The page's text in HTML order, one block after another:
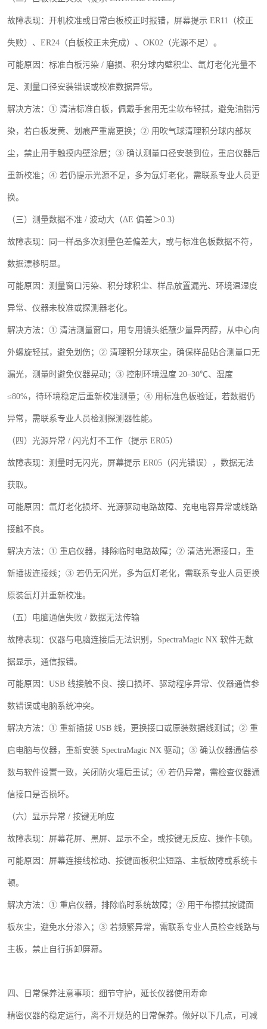
故障表现：开机校准或日常白板校正时报错，屏幕提示 ER11 （校正
失败）、 ER24 （白板校正未完成）、 OK02 （光源不足）。
可能原因：标准白板污染 / 磨损、积分球内壁积尘、氙灯老化光量不
足、测量口径安装错误或校准数据异常。
解决方法： ① 清洁标准白板，佩戴手套用无尘软布轻拭，避免油脂污
染，若白板发黄、划痕严重需更换；② 用吹气球清理积分球内部灰
尘，禁止用手触摸内壁涂层；③ 确认测量口径安装到位，重启仪器后
重新校准；④ 若仍提示光源不足，多为氙灯老化，需联系专业人员更
换。
（三）测量数据不准 / 波动大（ΔE 偏差＞0.3）
故障表现：同一样品多次测量色差偏差大，或与标准色板数据不符，
数据漂移明显。
可能原因：测量窗口污染、积分球积尘、样品放置漏光、环境温湿度
异常、仪器未校准或探测器老化。
解决方法： ① 清洁测量窗口，用专用镜头纸蘸少量异丙醇，从中心向
外螺旋轻拭，避免划伤；② 清理积分球灰尘，确保样品贴合测量口无
漏光，测量时避免仪器晃动；③ 控制环境温度 20–30℃、湿度
≤80%，待环境稳定后重新校准测量；④ 用标准色板验证，若数据仍
异常，需联系专业人员检测探测器性能。
（四）光源异常 / 闪光灯不工作（提示 ER05）
故障表现：测量时无闪光，屏幕提示 ER05 （闪光错误），数据无法
获取。
可能原因：氙灯老化损坏、光源驱动电路故障、充电电容异常或线路
接触不良。
解决方法： ① 重启仪器，排除临时电路故障；② 清洁光源接口，重
新插拔连接线；③ 若仍无闪光，多为氙灯老化，需联系专业人员更换
原装氙灯并重新校准。
（五）电脑通信失败 / 数据无法传输
故障表现：仪器与电脑连接后无法识别， SpectraMagic NX 软件无数
据显示，通信报错。
可能原因： USB 线接触不良、接口损坏、驱动程序异常、仪器通信参
数错误或电脑系统冲突。
解决方法： ① 重新插拔 USB 线，更换接口或原装数据线测试；② 重
启电脑与仪器，重新安装 SpectraMagic NX 驱动；③ 确认仪器通信参
数与软件设置一致，关闭防火墙后重试；④ 若仍异常，需检查仪器通
信接口是否损坏。
（六）显示异常 / 按键无响应
故障表现：屏幕花屏、黑屏、显示不全，或按键无反应、操作卡顿。
可能原因：屏幕连接线松动、按键面板积尘短路、主板故障或系统卡
顿。
解决方法： ① 重启仪器，排除临时系统故障；② 用干布擦拭按键面
板灰尘，避免水分渗入；③ 若频繁异常，需联系专业人员检查线路与
主板，禁止自行拆卸屏幕。
四、日常保养注意事项：细节守护，延长仪器使用寿命
精密仪器的稳定运行，离不开规范的日常保养。做好以下几点，可减